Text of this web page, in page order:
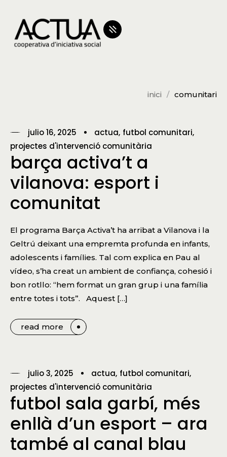
inici comunitari
julio 16, 2025 actua futbol comunitari
projectes d'intervenció comunitària
barça activa’t a
vilanova: esport i
comunitat
El programa Barça Activa’t ha arribat a Vilanova i la
Geltrú deixant una empremta profunda en infants,
adolescents i famílies. Tal com explica en Pau al
vídeo, s’ha creat un ambient de confiança, cohesió i
bon rotllo: “hem format un gran grup i una família
entre totes i tots”. Aquest […]
read more
julio 3, 2025 actua futbol comunitari
projectes d'intervenció comunitària
futbol sala garbí, més
enllà d’un esport – ara
també al canal blau